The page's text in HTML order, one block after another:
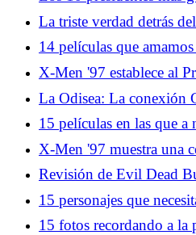
hasta donde sabemos
La triste verdad detrás
11 Actualización
14 películas que
en ningún otro lugar
X-Men '97 establece al
como el mayor romance
La Odisea: La conexión
Christopher Nolan
complicada
15 películas en las que a
daño a la propiedad
X-Men '97 muestra una
Wolverine y el Capitán
Revisión de Evil Dead
no en el buen sentido
15 personajes que
aventura
15 fotos recordando a